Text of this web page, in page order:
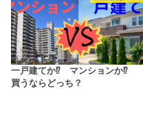
一戸建てか⁉ マンションか⁉
買うならどっち？